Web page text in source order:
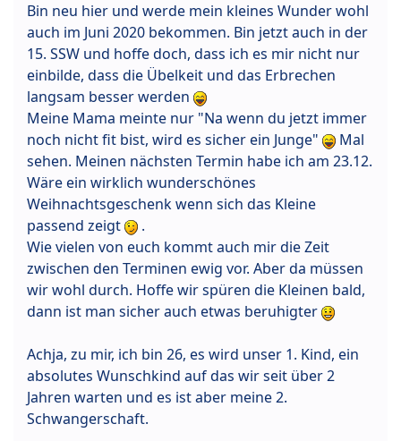
Bin neu hier und werde mein kleines Wunder wohl
auch im Juni 2020 bekommen. Bin jetzt auch in der
15. SSW und hoffe doch, dass ich es mir nicht nur
einbilde, dass die Übelkeit und das Erbrechen
langsam besser werden
Meine Mama meinte nur "Na wenn du jetzt immer
noch nicht fit bist, wird es sicher ein Junge"
Mal
sehen. Meinen nächsten Termin habe ich am 23.12.
Wäre ein wirklich wunderschönes
Weihnachtsgeschenk wenn sich das Kleine
passend zeigt
.
Wie vielen von euch kommt auch mir die Zeit
zwischen den Terminen ewig vor. Aber da müssen
wir wohl durch. Hoffe wir spüren die Kleinen bald,
dann ist man sicher auch etwas beruhigter
Achja, zu mir, ich bin 26, es wird unser 1. Kind, ein
absolutes Wunschkind auf das wir seit über 2
Jahren warten und es ist aber meine 2.
Schwangerschaft.